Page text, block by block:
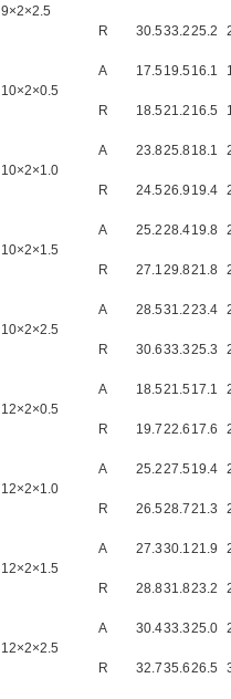
9×2×2.5
R 30.533.225.2
10×2×0.5
A 17.5 19.5 16.1
R 18.521.2 16.5
10×2×1.0
A 23.825.818.1
R 24.526.9 19.4
10×2×1.5
A 25.228.419.8
R 27.129.821.8
10×2×2.5
A 28.531.223.4
R 30.633.325.3
12×2×0.5
A 18.521.5 17.1
R 19.722.6 17.6
12×2×1.0
A 25.227.5 19.4
R 26.528.721.3
12×2×1.5
A 27.330.121.9
R 28.831.823.2
12×2×2.5
A 30.433.325.0
R 32.735.626.5